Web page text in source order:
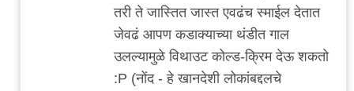
तरी ते जास्तित जास्त एवढंच स्माईल देतात
जेवढं आपण कडाक्याच्या थंडीत गाल
उलल्यामुळे विथाउट कोल्ड-क्रिम देऊ शकतो
:P (नोंद - हे खानदेशी लोकांबद्दलचे